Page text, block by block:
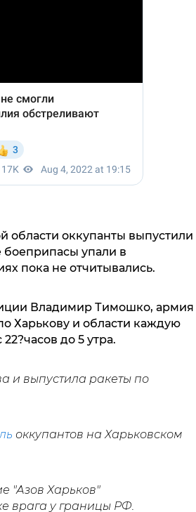
области оккупанты выпустили
боеприпасы упали в
пока не отчитывались.
Владимир Тимошко, армия
Харькову и области каждую
до 5 утра.
и выпустила ракеты по
оккупантов на Харьковском
"Азов Харьков"
врага у границы РФ.